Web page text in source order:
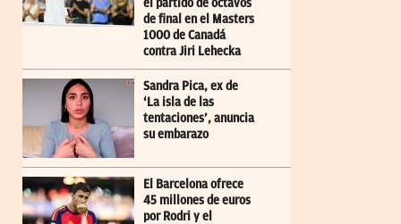
el partido de octavos
de final en el Masters
1000 de Canadá
contra Jiri Lehecka
Sandra Pica, ex de
‘La isla de las
tentaciones’, anuncia
su embarazo
El Barcelona ofrece
45 millones de euros
por Rodri y el